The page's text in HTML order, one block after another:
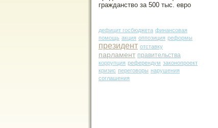
гражданство за 500 тыс. евро
дефицит госбюджета финансовая
помощь акция оппозиция реформы
президент отставку
парламент правительства
коррупция референдум законопроект
кризис переговоры нарушения
соглашения